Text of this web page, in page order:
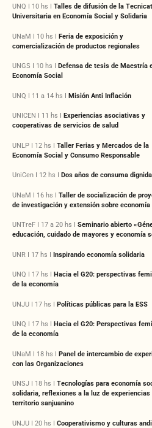
UNQ I 10 hs I Talles de difusión de la
Universitaria en Economía Social y Solidaria
UNaM I 10 hs I Feria de exposición y
comercialización de productos regionales
UNGS I 10 hs I Defensa de tesis de Maestría
Economía Social
UNQ I 11 a 14 hs I Misión Anti Inflación
UNICEN I 11 hs I Experiencias asociativas y
cooperativas de servicios de salud
UNLP I 12 hs I Taller Ferias y Mercados de la
Economía Social y Consumo Responsable
UniCen I 12 hs I Dos años de consuma
UNaM I 16 hs I Taller de socialización de
de investigación y extensión sobre economía
UNTreF I 17 a 20 hs I Seminario abierto
educación, cuidado de mayores y economía
UNR I 17 hs I Inspirando economía solidaria
UNQ I 17 hs I Hacia el G20: perspectivas
de la economía
UNJU I 17 hs I Políticas públicas para la ESS
UNQ I 17 hs I Hacia el G20: Perspectivas
de la economía
UNaM I 18 hs I Panel de intercambio de
con las Organizaciones
UNSJ I 18 hs I Tecnologías para economía
solidaria, reflexiones a la luz de experiencias
territorio sanjuanino
UNJU I 20 hs I Cooperativismo y culturas